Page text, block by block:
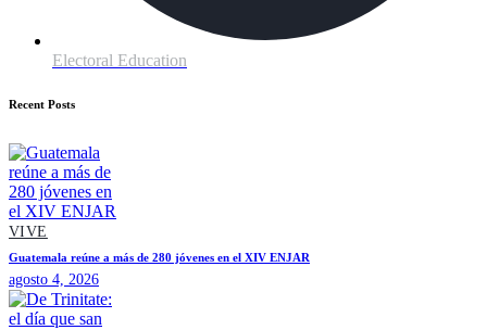
Electoral Education
Recent Posts
VIVE
Guatemala reúne a más de 280 jóvenes en el XIV ENJAR
agosto 4, 2026